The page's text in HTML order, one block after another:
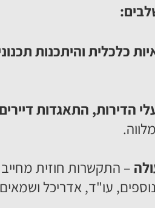
כלכלית והיתכנות
הדירות, התאגדות דיירים
– התקשרות חוזית
עו"ד, אדריכל